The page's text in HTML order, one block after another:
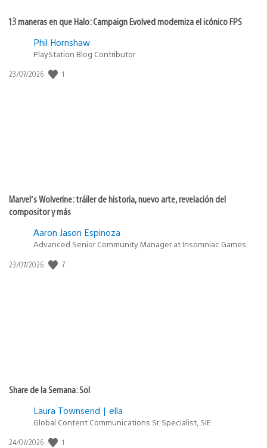
13 maneras en que Halo: Campaign Evolved moderniza el icónico FPS
Phil Hornshaw
PlayStation Blog Contributor
Fecha
23/07/2026 1
Marvel’s Wolverine: tráiler de historia, nuevo arte, revelación del
compositor y más
Aaron Jason Espinoza
Advanced Senior Community Manager at Insomniac Games
Fecha
23/07/2026 7
Share de la Semana: Sol
Laura Townsend | ella
Global Content Communications Sr. Specialist, SIE
Fecha
24/07/2026 1